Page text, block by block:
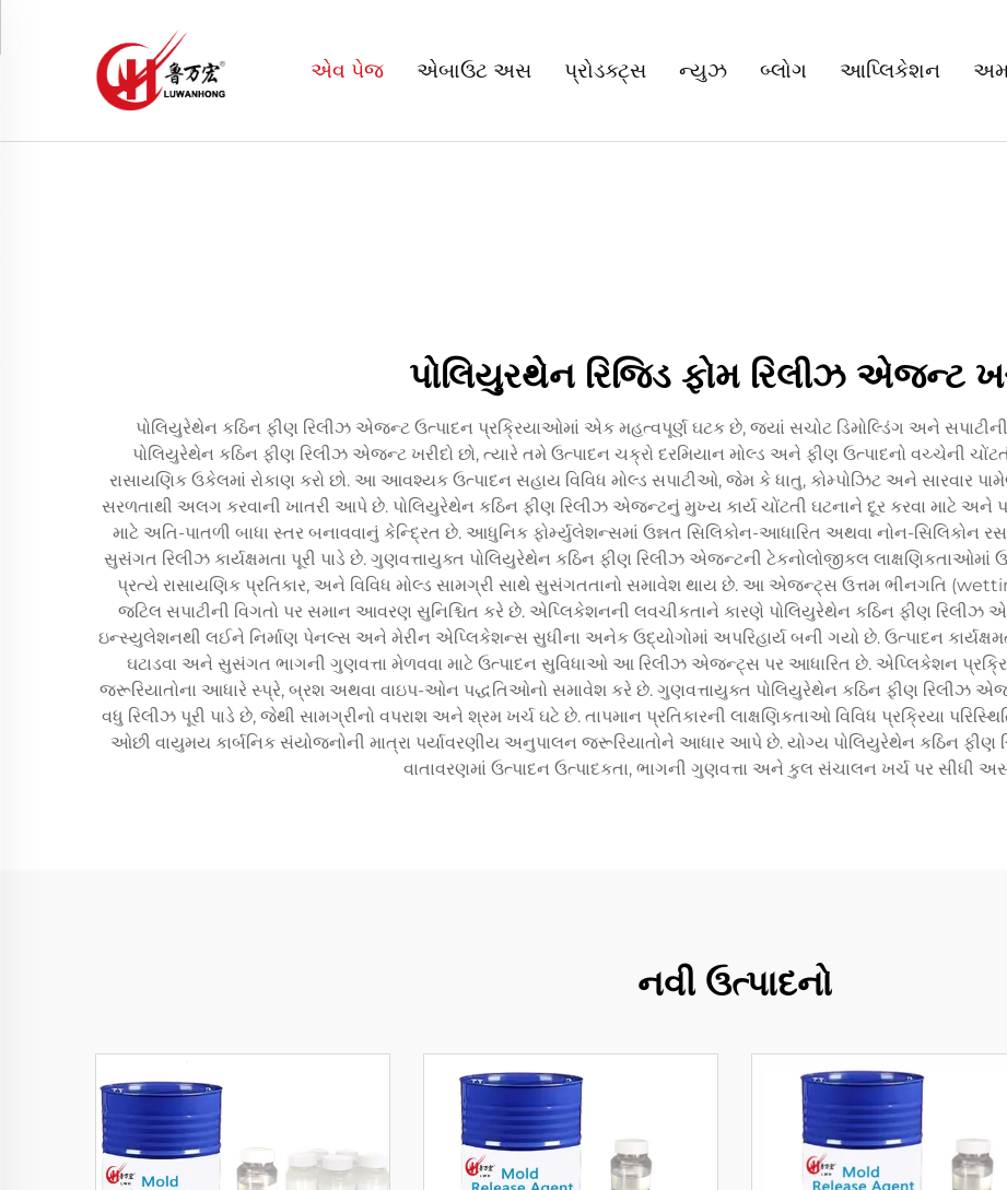
એવ પેજ એબાઉટ અસ પ્રોડક્ટ્સ ન્યુઝ બ્લોગ આપ્લિકેશન
પોલિયુરથેન રિજિડ ફોમ રિલીઝ એજન્ટ
પોલિયુરેથેન કઠિન ફીણ રિલીઝ એજન્ટ ઉત્પાદન પ્રક્રિયાઓમાં એક મહત્વપૂર્ણ ઘટક છે, જ્યાં સચોટ ડિમોલ્ડિંગ અને
પોલિયુરેથેન કઠિન ફીણ રિલીઝ એજન્ટ ખરીદો છો, ત્યારે તમે ઉત્પાદન ચક્રો દરમિયાન મોલ્ડ અને ફીણ ઉત્પાદનો વચ્ચેની
રાસાયણિક ઉકેલમાં રોકાણ કરો છો. આ આવશ્યક ઉત્પાદન સહાય વિવિધ મોલ્ડ સપાટીઓ, જેમ કે ધાતુ, કોમ્પોઝિટ અને સારવાર
સરળતાથી અલગ કરવાની ખાતરી આપે છે. પોલિયુરેથેન કઠિન ફીણ રિલીઝ એજન્ટનું મુખ્ય કાર્ય ચોંટતી ઘટનાને દૂર કરવા માટે અને
માટે અતિ-પાતળી બાધા સ્તર બનાવવાનું કેન્દ્રિત છે. આધુનિક ફોર્મ્યુલેશન્સમાં ઉન્નત સિલિકોન-આધારિત અથવા નોન-સિલિકોન
સુસંગત રિલીઝ કાર્યક્ષમતા પૂરી પાડે છે. ગુણવત્તાયુક્ત પોલિયુરેથેન કઠિન ફીણ રિલીઝ એજન્ટની ટેકનોલોજીકલ લાક્ષણિકતાઓમાં
પ્રત્યે રાસાયણિક પ્રતિકાર, અને વિવિધ મોલ્ડ સામગ્રી સાથે સુસંગતતાનો સમાવેશ થાય છે. આ એજન્ટ્સ ઉત્તમ ભીનગતિ
જટિલ સપાટીની વિગતો પર સમાન આવરણ સુનિશ્ચિત કરે છે. એપ્લિકેશનની લવચીકતાને કારણે પોલિયુરેથેન કઠિન ફીણ
ઇન્સ્યુલેશનથી લઈને નિર્માણ પેનલ્સ અને મેરીન એપ્લિકેશન્સ સુધીના અનેક ઉદ્યોગોમાં અપરિહાર્ય બની ગયો છે. ઉત્પાદન
ઘટાડવા અને સુસંગત ભાગની ગુણવત્તા મેળવવા માટે ઉત્પાદન સુવિધાઓ આ રિલીઝ એજન્ટ્સ પર આધારિત છે. એપ્લિકેશન
જરૂરિયાતોના આધારે સ્પ્રે, બ્રશ અથવા વાઇપ-ઓન પદ્ધતિઓનો સમાવેશ કરે છે. ગુણવત્તાયુક્ત પોલિયુરેથેન કઠિન ફીણ રિલીઝ
વધુ રિલીઝ પૂરી પાડે છે, જેથી સામગ્રીનો વપરાશ અને શ્રમ ખર્ચ ઘટે છે. તાપમાન પ્રતિકારની લાક્ષણિકતાઓ વિવિધ પ્રક્રિયા
ઓછી વાયુમય કાર્બનિક સંયોજનોની માત્રા પર્યાવરણીય અનુપાલન જરૂરિયાતોને આધાર આપે છે. યોગ્ય પોલિયુરેથેન કઠિન
વાતાવરણમાં ઉત્પાદન ઉત્પાદકતા, ભાગની ગુણવત્તા અને કુલ સંચાલન ખર્ચ પર સીધી
નવી ઉત્પાદનો